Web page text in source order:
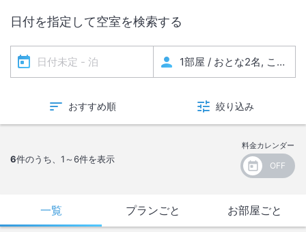
日付を指定して空室を検索する
おすすめ順 絞り込み
6件のうち、 1～6件を表示
料金カレンダー
一覧 プランごと お部屋ごと